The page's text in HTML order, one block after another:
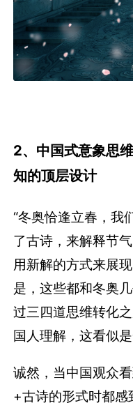
2、中国式意象思
知的顶层设计
“冬奥恰逢立春，我
了古诗，来解释节
用新解的方式来展
是，这些都和冬奥
过三四道思维转化
国人理解，这看似
诚然，当中国观众
+古诗的形式时都感